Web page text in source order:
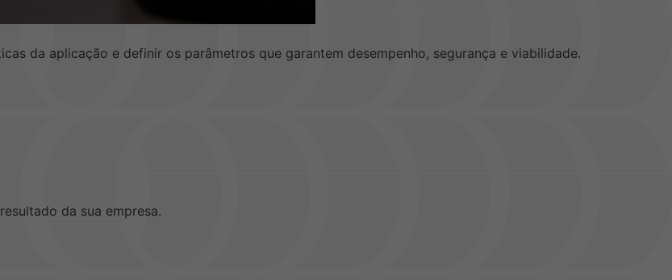
da aplicação e definir os parâmetros que garantem desempenho, segurança e viabilidade.
da sua empresa.